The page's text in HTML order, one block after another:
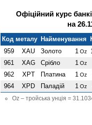
Офіційний курс
на
Код металу Найменування
959
XAU Золото 1 Oz
961 XAG Срібло 1 Oz
962 XPT Платина 1 Oz
964 XPD Паладій 1 Oz
Oz – тройська унція =